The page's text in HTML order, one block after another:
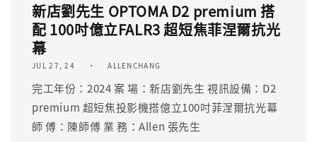
新店劉先生 OPTOMA D2 premium 搭
配 100吋億立FALR3 超短焦菲涅爾抗光
幕
JUL 27, 24 ALLENCHANG
完工年份：2024 案 場：新店劉先生 視訊設備：D2
premium 超短焦投影機搭億立100吋菲涅爾抗光幕
師 傅：陳師傅 業 務：Allen 張先生